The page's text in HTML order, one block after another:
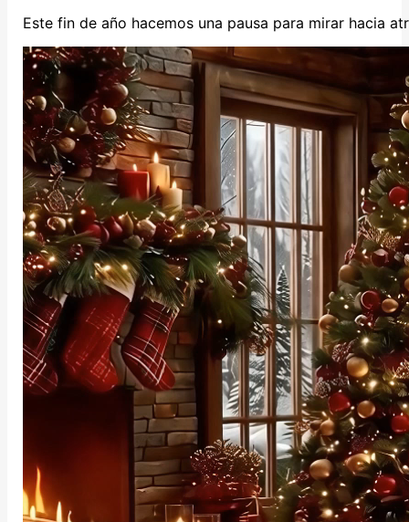
Este fin de año hacemos una pausa para mirar hacia